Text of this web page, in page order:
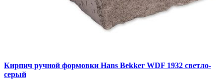
Кирпич ручной формовки Hans Bekker WDF 1932 светло-
серый